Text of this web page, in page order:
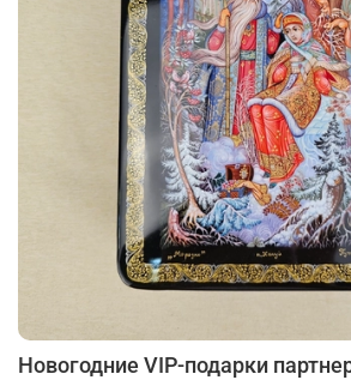
Новогодние VIP-подарки